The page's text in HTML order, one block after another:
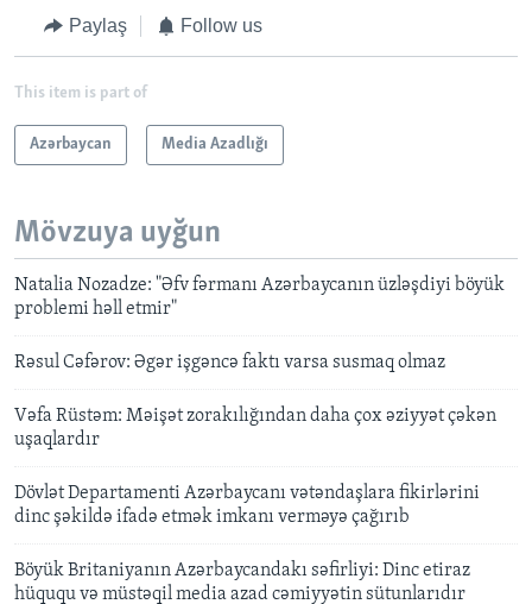
Paylaş Follow us
This item is part of
Azərbaycan Media Azadlığı
Mövzuya uyğun
Natalia Nozadze: "Əfv fərmanı Azərbaycanın üzləşdiyi böyük
problemi həll etmir"
Rəsul Cəfərov: Əgər işgəncə faktı varsa susmaq olmaz
Vəfa Rüstəm: Məişət zorakılığından daha çox əziyyət çəkən
uşaqlardır
Dövlət Departamenti Azərbaycanı vətəndaşlara fikirlərini
dinc şəkildə ifadə etmək imkanı verməyə çağırıb
Böyük Britaniyanın Azərbaycandakı səfirliyi: Dinc etiraz
hüququ və müstəqil media azad cəmiyyətin sütunlarıdır